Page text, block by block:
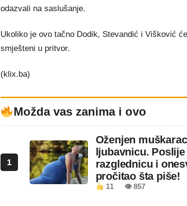
odazvali na saslušanje.
Ukoliko je ovo tačno Dodik, Stevandić i Višković
smješteni u pritvor.
(klix.ba)
Možda vas zanima i ovo
1
Oženjen
ljubavnicu.
razglednicu i
pročitao šta piše!
11 👁 857